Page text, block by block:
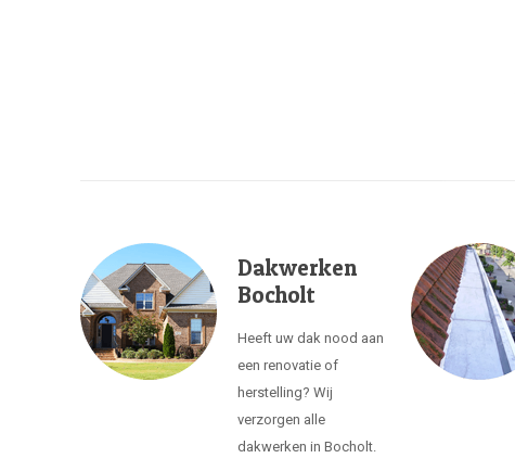
Dakwerken
Bocholt
Heeft uw dak nood aan
een renovatie of
herstelling? Wij
verzorgen alle
dakwerken in Bocholt.